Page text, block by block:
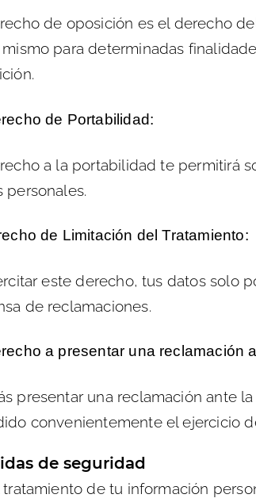
de oposición es el derecho
para determinadas
de Portabilidad:
a la portabilidad te permitirá
personales.
de Limitación del Tratamiento:
este derecho, tus datos solo
de reclamaciones.
a presentar una reclamación
presentar una reclamación ante
convenientemente el ejercicio
de seguridad
tratamiento de tu información